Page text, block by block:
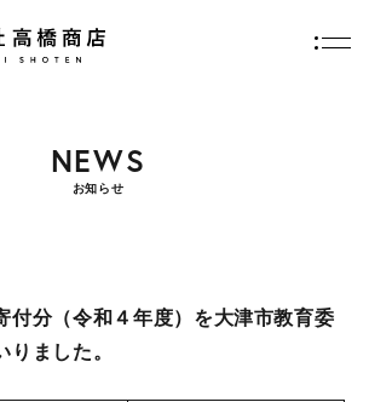
（令和４年度）を大津市教育委員会へ届けてまいり
NEWS
お知らせ
付分（令和４年度）を大津市教育委
りました。